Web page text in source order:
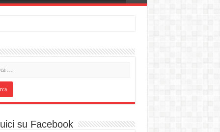
su Facebook